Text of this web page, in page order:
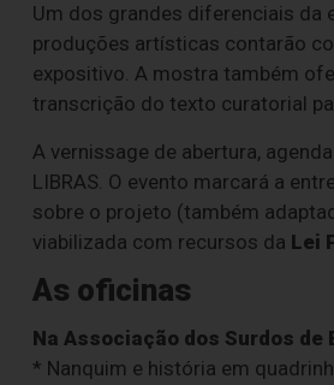
Um dos grandes diferenciais da
produções artísticas contarão
expositivo. A mostra também
transcrição do texto curatorial
A vernissage de abertura,
LIBRAS. O evento marcará a
sobre o projeto (também
viabilizada com recursos da Lei
As oficinas
Na Associação dos Surdos de
* Nanquim e história em